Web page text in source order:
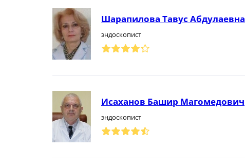
Шарапилова Тавус Абдулаевна
эндоскопист
Исаханов Башир Магомедович
эндоскопист